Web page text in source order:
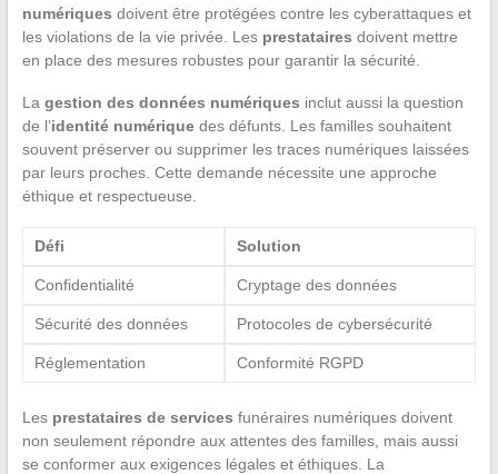
numériques doivent être protégées contre les cyberattaques et
les violations de la vie privée. Les prestataires doivent mettre
en place des mesures robustes pour garantir la sécurité.
La gestion des données numériques inclut aussi la question
de l’identité numériquedes défunts. Les familles souhaitent
souvent préserver ou supprimer les traces numériques laissées
par leurs proches. Cette demande nécessite une approche
éthique et respectueuse.
Défi Solution
Confidentialité Cryptage des données
Sécurité des données Protocoles de cybersécurité
Réglementation Conformité RGPD
Les prestataires de services funéraires numériques doivent
non seulement répondre aux attentes des familles, mais aussi
se conformer aux exigences légales et éthiques. La